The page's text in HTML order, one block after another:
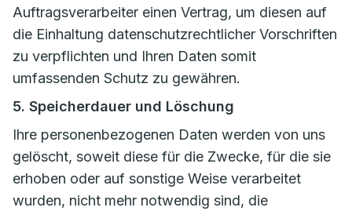
Auftragsverarbeiter einen Vertrag, um diesen auf
die Einhaltung datenschutzrechtlicher Vorschriften
zu verpflichten und Ihren Daten somit
umfassenden Schutz zu gewähren.
5. Speicherdauer und Löschung
Ihre personenbezogenen Daten werden von uns
gelöscht, soweit diese für die Zwecke, für die sie
erhoben oder auf sonstige Weise verarbeitet
wurden, nicht mehr notwendig sind, die